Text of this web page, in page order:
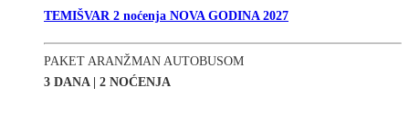
TEMIŠVAR 2 noćenja NOVA GODINA 2027
PAKET ARANŽMAN AUTOBUSOM
3 DANA | 2 NOĆENJA